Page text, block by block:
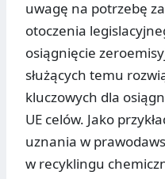
uwagę na potrzebę
otoczenia
osiągnięcie
służących temu
kluczowych dla
UE celów. Jako
uznania w
w recyklingu